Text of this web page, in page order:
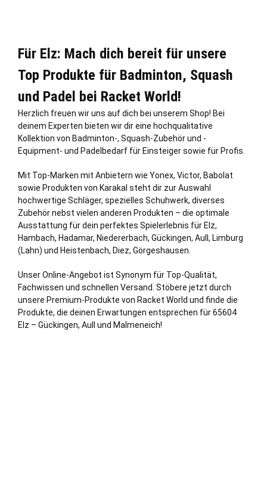
Für Elz: Mach dich bereit für unsere
Top Produkte für Badminton, Squash
und Padel bei Racket World!
Herzlich freuen wir uns auf dich bei unserem Shop! Bei
deinem Experten bieten wir dir eine hochqualitative
Kollektion von Badminton-, Squash-Zubehör und -
Equipment- und Padelbedarf für Einsteiger sowie für Profis.
Mit Top-Marken mit Anbietern wie Yonex, Victor, Babolat
sowie Produkten von Karakal steht dir zur Auswahl
hochwertige Schläger, spezielles Schuhwerk, diverses
Zubehör nebst vielen anderen Produkten – die optimale
Ausstattung für dein perfektes Spielerlebnis für Elz,
Hambach, Hadamar, Niedererbach, Gückingen, Aull, Limburg
(Lahn) und Heistenbach, Diez, Görgeshausen.
Unser Online-Angebot ist Synonym für Top-Qualität,
Fachwissen und schnellen Versand. Stöbere jetzt durch
unsere Premium-Produkte von Racket World und finde die
Produkte, die deinen Erwartungen entsprechen für 65604
Elz – Gückingen, Aull und Malmeneich!